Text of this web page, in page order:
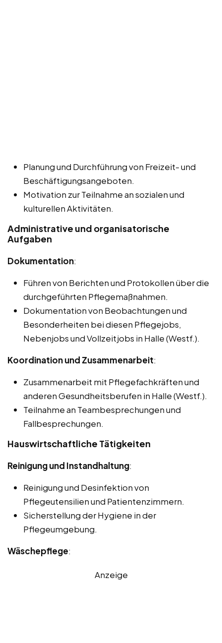
Planung und Durchführung von Freizeit- und
Beschäftigungsangeboten.
Motivation zur Teilnahme an sozialen und
kulturellen Aktivitäten.
Administrative und organisatorische
Aufgaben
Dokumentation:
Führen von Berichten und Protokollen über die
durchgeführten Pflegemaßnahmen.
Dokumentation von Beobachtungen und
Besonderheiten bei diesen Pflegejobs,
Nebenjobs und Vollzeitjobs in Halle (Westf.).
Koordination und Zusammenarbeit:
Zusammenarbeit mit Pflegefachkräften und
anderen Gesundheitsberufen in Halle (Westf.).
Teilnahme an Teambesprechungen und
Fallbesprechungen.
Hauswirtschaftliche Tätigkeiten
Reinigung und Instandhaltung:
Reinigung und Desinfektion von
Pflegeutensilien und Patientenzimmern.
Sicherstellung der Hygiene in der
Pflegeumgebung.
Wäschepflege:
Anzeige